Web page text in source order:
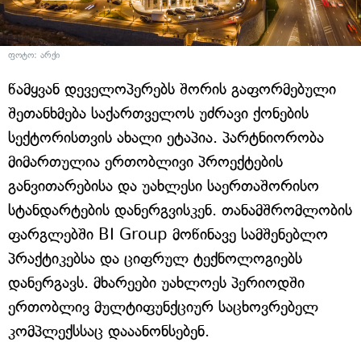
ფოტო: არქი
წამყვან დეველოპერებს შორის გაფორმებული
შეთანხმება საქართველოს უძრავი ქონების
სექტორისთვის ახალი ეტაპია. პარტნიორობა
მიმართულია ერთობლივი პროექტების
განვითარებისა და უახლესი საერთაშორისო
სტანდარტების დანერგვისკენ. თანამშრომლობის
ფარგლებში BI Group მოწინავე სამშენებლო
პრაქტიკებსა და ციფრულ ტექნოლოგიებს
დანერგავს. მხარეები უახლოეს პერიოდში
ერთობლივ მულტიფუნქციურ საცხოვრებელ
კომპლექსსაც დააანონსებენ.